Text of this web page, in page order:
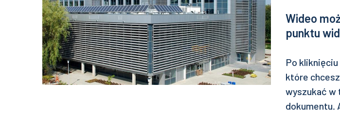
Wideo
punktu
Po
które
wyszukać w
dokumentu.